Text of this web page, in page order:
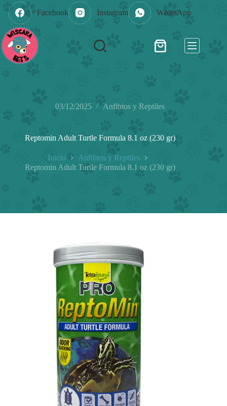
Saltar
contenido
Facebook Instagram WhatsApp
Shopping
03/12/2025 Anfibios y Reptiles
Reptomin Adult Turtle Formula 8.1 oz (230 gr)
Inicio
Anfibios y Reptiles
Reptomin Adult Turtle Formula 8.1 oz (230 gr)